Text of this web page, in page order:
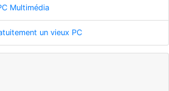
Multimédia
un vieux PC